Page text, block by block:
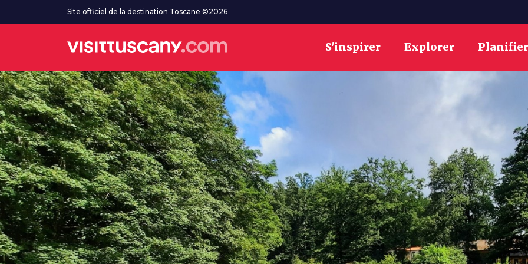
Aller au contenu principalSite officiel de la destination Toscane ©2026
S'inspirer Explorer Planifier